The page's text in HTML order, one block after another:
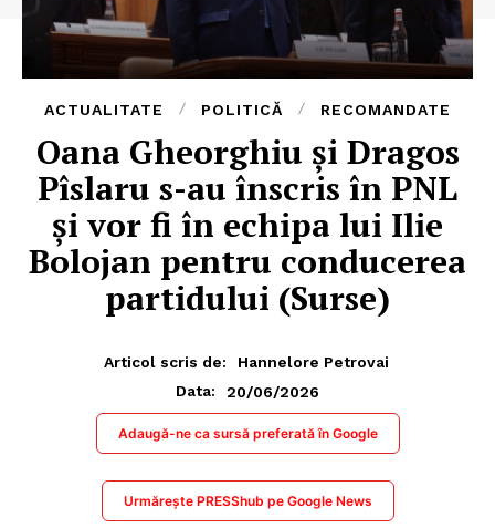
ACTUALITATE POLITICĂ RECOMANDATE
Oana Gheorghiu și Dragos
Pîslaru s-au înscris în PNL
și vor fi în echipa lui Ilie
Bolojan pentru conducerea
partidului (Surse)
Articol scris de:
Hannelore Petrovai
Data:
20/06/2026
Adaugă-ne ca sursă preferată în Google
Urmărește PRESShub pe Google News